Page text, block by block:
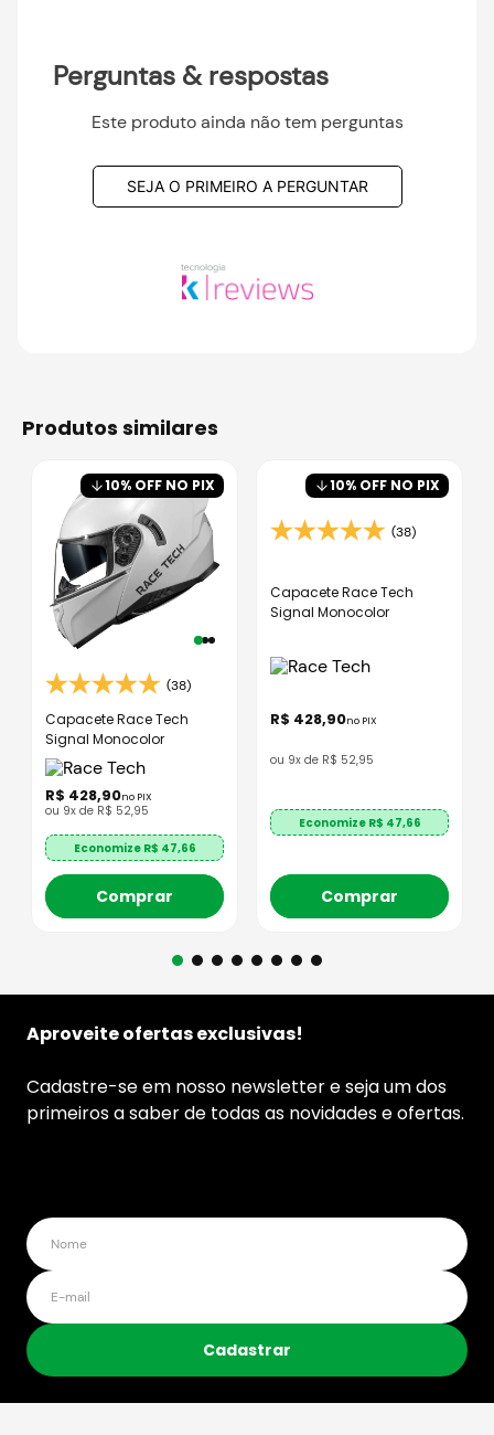
Perguntas & respostas
Este produto ainda não tem perguntas
SEJA O PRIMEIRO A PERGUNTAR
produtos similares
10% OFF NO PIX
(38)
Capacete Race Tech
Signal Monocolor
R$ 428,90no PIX
ou 9x de R$ 52,95
Economize R$ 47,66
Comprar
10% OFF NO PIX
(38)
Capacete Race Tech
Signal Monocolor
R$ 428,90no PIX
ou 9x de R$ 52,95
Economize R$ 47,66
Comprar
Aproveite ofertas exclusivas!
Cadastre-se em nosso newsletter e seja um dos
primeiros a saber de todas as novidades e ofertas.
Cadastrar